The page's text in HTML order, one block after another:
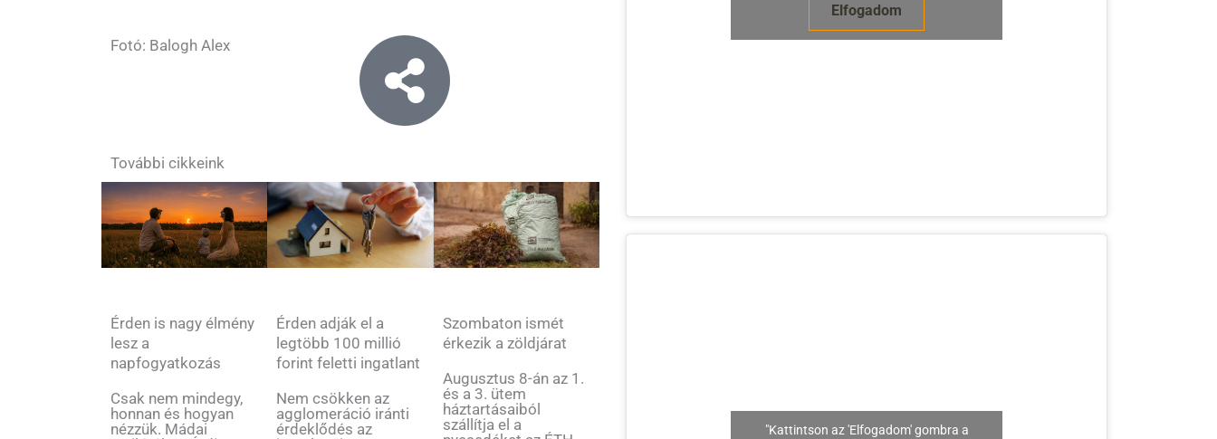
Fotó: Balogh Alex
További cikkeink
Érden is nagy élmény
lesz a
napfogyatkozás
Csak nem mindegy,
honnan és hogyan
nézzük. Mádai
Érden adják el a
legtöbb 100 millió
forint feletti ingatlant
Nem csökken az
agglomeráció iránti
érdeklődés az
Szombaton ismét
érkezik a zöldjárat
Augusztus 8-án az 1.
és a 3. ütem
háztartásaiból
szállítja el a
Elfogadom
"Kattintson az 'Elfogadom' gombra a